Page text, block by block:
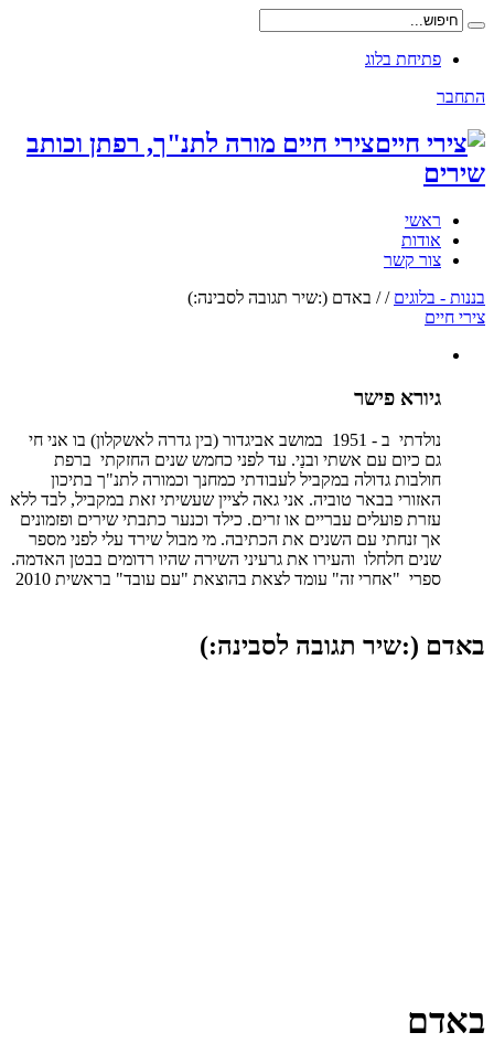
פתיחת בלוג
התחבר
צירי חיים מורה לתנ"ך, רפתן וכותב
שירים
ראשי
אודות
צור קשר
בננות - בלוגים /
/ באדם (:שיר תגובה לסבינה:)
צירי חיים
גיורא פישר
נולדתי ב - 1951 במושב אביגדור (בין גדרה לאשקלון) בו אני חי
גם כיום עם אשתי ובנַי. עד לפני כחמש שנים החזקתי ברפת
חולבות גדולה במקביל לעבודתי כמחנך וכמורה לתנ"ך בתיכון
האזורי בבאר טוביה. אני גאה לציין שעשיתי זאת במקביל, לבד ללא
עזרת פועלים עבריים או זרים. כילד וכנער כתבתי שירים ופזמונים
אך זנחתי עם השנים את הכתיבה. מי מבול שירד עלי לפני מספר
שנים חלחלו והעירו את גרעיני השירה שהיו רדומים בבטן האדמה.
ספרי "אחרי זה" עומד לצאת בהוצאת "עם עובד" בראשית 2010
באדם (:שיר תגובה לסבינה:)
באדם